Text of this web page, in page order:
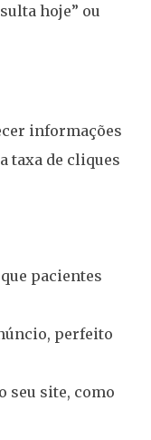
hoje” ou
informações
taxa de cliques
pacientes
perfeito
seu site, como